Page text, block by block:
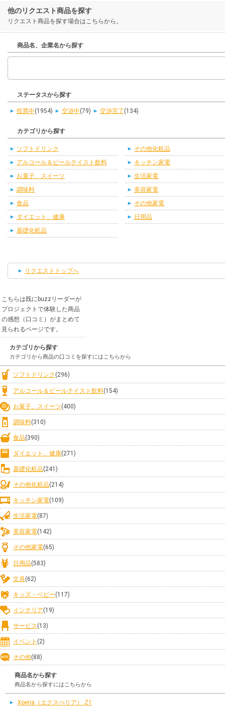
他のリクエスト商品を探す
リクエスト商品を探す場合はこちらから。
商品名、企業名から探す
ステータスから探す
投票中(1954) 交渉中(79) 交渉完了 (134)
カテゴリから探す
ソフトドリンク
アルコール＆ビールテイスト飲料
お菓子、スイーツ
調味料
食品
ダイエット、健康
基礎化粧品
その他化粧品
キッチン家電
生活家電
美容家電
その他家電
日用品
リクエストトップへ
こちらは既にbuzzリーダーが
プロジェクトで体験した商品
の感想（口コミ）がまとめて
見られるページです。
カテゴリから探す
カテゴリから商品の口コミを探すにはこちらから
ソフトドリンク (296)
アルコール＆ビールテイスト飲料(154)
お菓子、スイーツ(400)
調味料(310)
食品(390)
ダイエット、健康(271)
基礎化粧品(241)
その他化粧品(214)
キッチン家電(109)
生活家電(87)
美容家電(142)
その他家電(65)
日用品(583)
文具(62)
キッズ・ベビー(117)
インテリア(19)
サービス(13)
イベント (2)
その他(88)
商品名から探す
商品名から探すにはこちらから
Xperia（エクスぺリア） Z1